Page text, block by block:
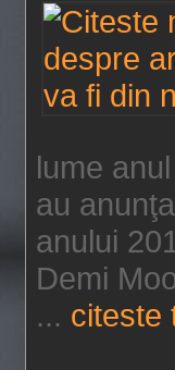
lume
au
anului
Demi
... citeste